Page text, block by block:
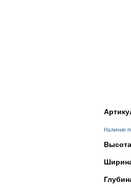
Наличие
Высота